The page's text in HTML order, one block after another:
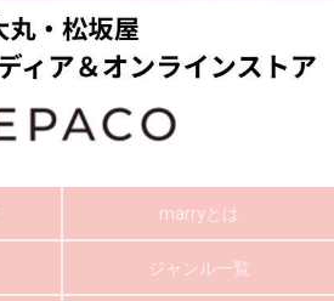
marryとは
ジャンル一覧